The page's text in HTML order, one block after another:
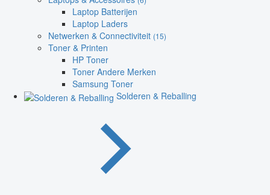
Laptop Batterijen
Laptop Laders
Netwerken & Connectiviteit (15)
Toner & Printen
HP Toner
Toner Andere Merken
Samsung Toner
Solderen & Reballing